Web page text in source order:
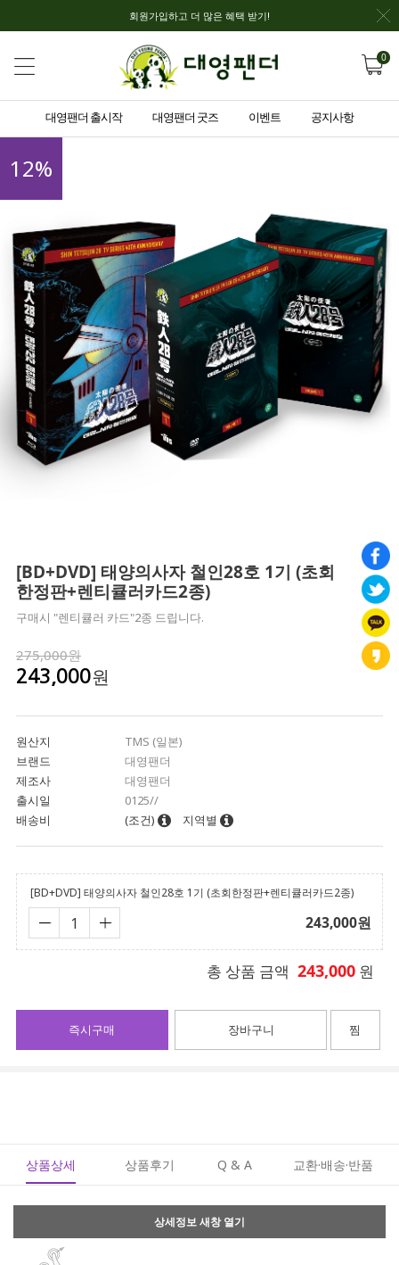
회원가입하고 더 많은 혜택 받기!
0
대영팬더 출시작 대영팬더 굿즈 이벤트 공지사항
12%
[BD+DVD] 태양의사자 철인28호 1기 (초회
한정판+렌티큘러카드2종)
구매시 "렌티큘러 카드"2종 드립니다.
275,000원
243,000원
원산지
TMS (일본)
브랜드
대영팬더
제조사
대영팬더
출시일
0125//
배송비
(조건) 지역별
[BD+DVD] 태양의사자 철인28호 1기 (초회한정판+렌티큘러카드2종)
243,000원
총 상품 금액 243,000 원
장바구니
즉시구매 찜
상품상세 상품후기 Q & A 교환·배송·반품
상세정보 새창 열기